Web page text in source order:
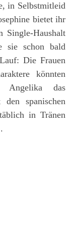
in Selbstmitleid
bietet ihr
Single-Haushalt
sie schon bald
Die Frauen
könnten
Angelika das
spanischen
in Tränen